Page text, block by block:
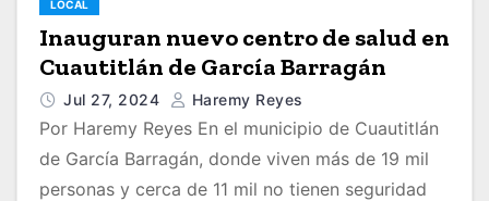
LOCAL
Inauguran nuevo centro de salud en
Cuautitlán de García Barragán
Jul 27, 2024 Haremy Reyes
Por Haremy Reyes En el municipio de Cuautitlán
de García Barragán, donde viven más de 19 mil
personas y cerca de 11 mil no tienen seguridad